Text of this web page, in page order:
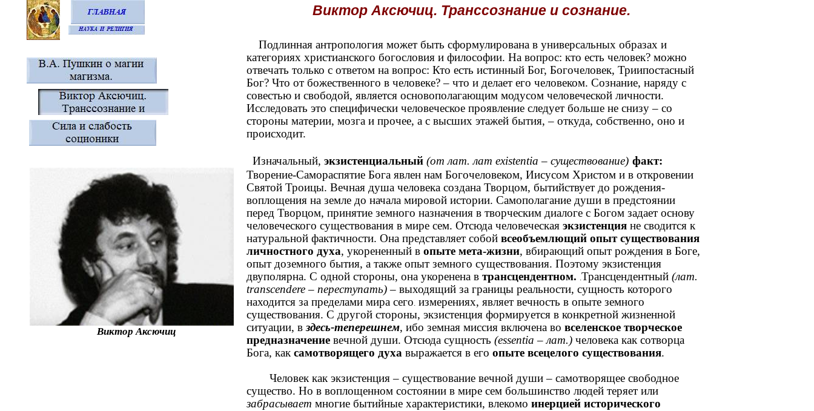
Виктор Аксючиц
Виктор Аксючиц. Транссознание и сознание.
Подлинная антропология может быть сформулирована в универсальных образах и
категориях христианского богословия и философии. На вопрос: кто есть человек? можно
отвечать только с ответом на вопрос: Кто есть истинный Бог, Богочеловек, Триипостасный
Бог? Что от божественного в человеке? – что и делает его человеком. Сознание, наряду с
совестью и свободой, является основополагающим модусом человеческой личности.
Исследовать это специфически человеческое проявление следует больше не снизу – со
стороны материи, мозга и прочее, а с высших этажей бытия, – откуда, собственно, оно и
происходит.
Изначальный, экзистенциальный (от лат. лат existentia – существование) факт:
Творение-Самораспятие Бога явлен нам Богочеловеком, Иисусом Христом и в откровении
Святой Троицы. Вечная душа человека создана Творцом, бытийствует до рождения-
воплощения на земле до начала мировой истории. Самополагание души в предстоянии
перед Творцом, принятие земного назначения в творческим диалоге с Богом задает основу
человеческого существования в мире сем. Отсюда человеческая экзистенция не сводится к
натуральной фактичности. Она представляет собой всеобъемлющий опыт существования
личностного духа, укорененный в опыте мета-жизни, вбирающий опыт рождения в Боге,
опыт доземного бытия, а также опыт земного существования. Поэтому экзистенция
двуполярна. С одной стороны, она укоренена в трансцендентном. .Трансцендентный (лат.
transcendere – переступать)– выходящий за границы реальности, сущность которого
находится за пределами мира сего. измерениях, являет вечность в опыте земного
существования. С другой стороны, экзистенция формируется в конкретной жизненной
ситуации, вздесь-теперешнем, ибо земная миссия включена во вселенское творческое
предназначение вечной души. Отсюда сущность (essentia – лат.) человека как сотворца
Бога, как самотворящего духа выражается в его опыте всецелого существования.
Человек как экзистенция – существование вечной души – самотворящее свободное
существо. Но в воплощенном состоянии в мире сем большинство людей теряет или
забрасывает многие бытийные характеристики, влекомо инерцией исторического